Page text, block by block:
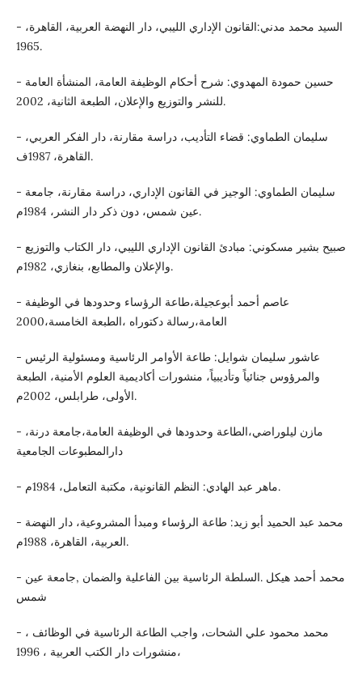
- السيد محمد مدني:القانون الإداري الليبي، دار النهضة العربية، القاهرة،
1965.
- حسين حمودة المهدوي: شرح أحكام الوظيفة العامة، المنشأة العامة
للنشر والتوزيع والإعلان، الطبعة الثانية، 2002.
- سليمان الطماوي: قضاء التأديب، دراسة مقارنة، دار الفكر العربي،
القاهرة، 1987ف.
- سليمان الطماوي: الوجيز في القانون الإداري، دراسة مقارنة، جامعة
عين شمس، دون ذكر دار النشر، 1984م.
- صبيح بشير مسكوني: مبادئ القانون الإداري الليبي، دار الكتاب والتوزيع
والإعلان والمطابع، بنغازي، 1982م.
- عاصم أحمد أبوعجيلة،طاعة الرؤساء وحدودها في الوظيفة
العامة،رسالة دكتوراه ،الطبعة الخامسة،2000
- عاشور سليمان شوايل: طاعة الأوامر الرئاسية ومسئولية الرئيس
والمرؤوس جنائياً وتأديبياً، منشورات أكاديمية العلوم الأمنية، الطبعة
الأولى، طرابلس، 2002م.
- مازن ليلوراضي،الطاعة وحدودها في الوظيفة العامة،جامعة درنة،
دارالمطبوعات الجامعية
- ماهر عبد الهادي: النظم القانونية، مكتبة التعامل، 1984م.
- محمد عبد الحميد أبو زيد: طاعة الرؤساء ومبدأ المشروعية، دار النهضة
العربية، القاهرة، 1988م.
- محمد أحمد هيكل .السلطة الرئاسية بين الفاعلية والضمان ,جامعة عين
شمس
- محمد محمود علي الشحات، واجب الطاعة الرئاسية في الوظائف ،
منشورات دار الكتب العربية ، 1996،